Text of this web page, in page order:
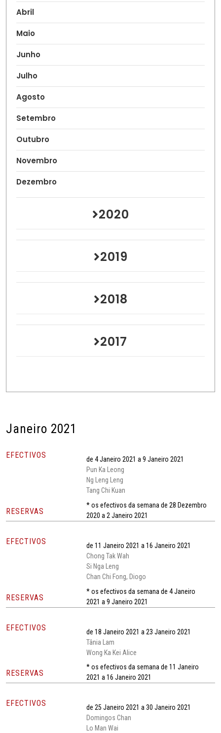
Abril
Maio
Junho
Julho
Agosto
Setembro
Outubro
Novembro
Dezembro
2020
2019
2018
2017
Janeiro 2021
EFECTIVOS
de 4 Janeiro 2021 a 9 Janeiro 2021
Pun Ka Leong
Ng Leng Leng
Tang Chi Kuan
RESERVAS
* os efectivos da semana de 28 Dezembro
2020 a 2 Janeiro 2021
EFECTIVOS
de 11 Janeiro 2021 a 16 Janeiro 2021
Chong Tak Wah
Si Nga Leng
Chan Chi Fong, Diogo
RESERVAS
* os efectivos da semana de 4 Janeiro
2021 a 9 Janeiro 2021
EFECTIVOS
de 18 Janeiro 2021 a 23 Janeiro 2021
Tânia Lam
Wong Ka Kei Alice
RESERVAS
* os efectivos da semana de 11 Janeiro
2021 a 16 Janeiro 2021
EFECTIVOS
de 25 Janeiro 2021 a 30 Janeiro 2021
Domingos Chan
Lo Man Wai